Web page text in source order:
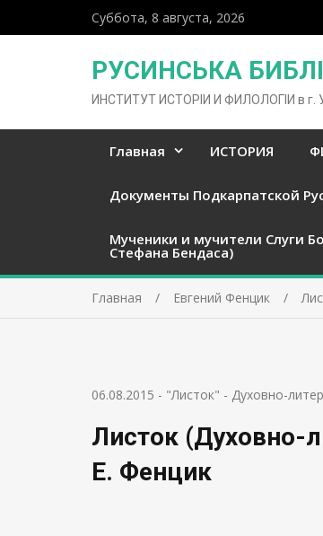
Суббота, 8 августа, 2026
РУСИНСЬКА
ИНСТИТУТ ИСТОРІИ И ФИЛОЛОГІИ в г.
Главная ИСТОРИЯ
Документы Подкарпатской
Мученики и мучители Слуги
Стефана Бендаса)
Главная Евгений Фенцик
06.08.2015 - "Листок" - Духовно-
Листок (Духовно-
Е. Фенцик